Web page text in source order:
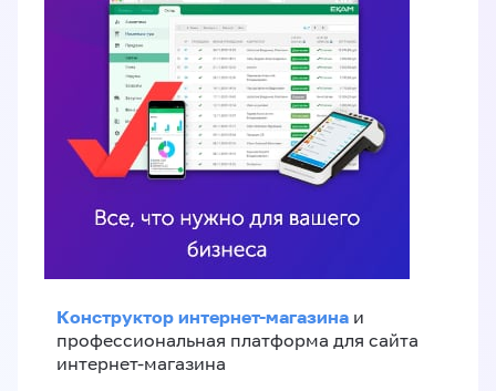
Конструктор интернет-магазина и
профессиональная платформа для сайта
интернет-магазина